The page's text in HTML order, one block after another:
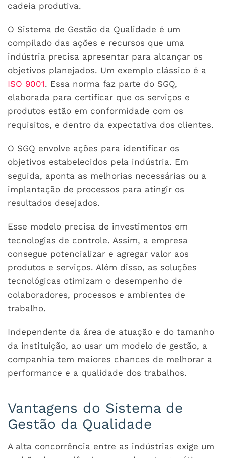
cadeia produtiva.
O Sistema de Gestão da Qualidade é um
compilado das ações e recursos que uma
indústria precisa apresentar para alcançar os
objetivos planejados. Um exemplo clássico é a
ISO 9001. Essa norma faz parte do SGQ,
elaborada para certificar que os serviços e
produtos estão em conformidade com os
requisitos, e dentro da expectativa dos clientes.
O SGQ envolve ações para identificar os
objetivos estabelecidos pela indústria. Em
seguida, aponta as melhorias necessárias ou a
implantação de processos para atingir os
resultados desejados.
Esse modelo precisa de investimentos em
tecnologias de controle. Assim, a empresa
consegue potencializar e agregar valor aos
produtos e serviços. Além disso, as soluções
tecnológicas otimizam o desempenho de
colaboradores, processos e ambientes de
trabalho.
Independente da área de atuação e do tamanho
da instituição, ao usar um modelo de gestão, a
companhia tem maiores chances de melhorar a
performance e a qualidade dos trabalhos.
Vantagens do Sistema de
Gestão da Qualidade
A alta concorrência entre as indústrias exige um